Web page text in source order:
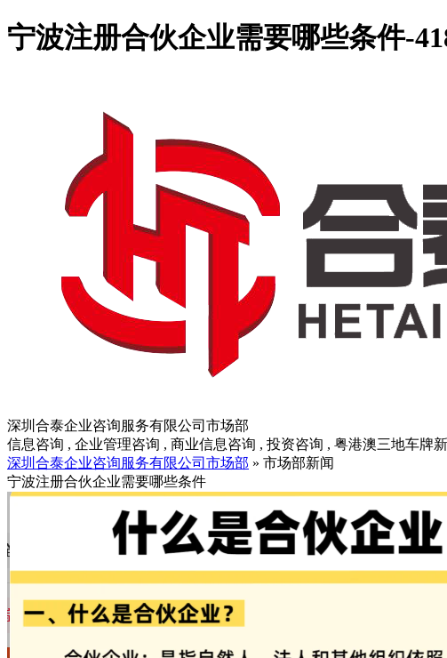
宁波注册合伙企业需要哪些条件-
深圳合泰企业咨询服务有限公司市场部
信息咨询 , 企业管理咨询 , 商业信息咨询 , 投资咨询 , 粤港澳三地车牌
深圳合泰企业咨询服务有限公司市场部 » 市场部新闻
宁波注册合伙企业需要哪些条件